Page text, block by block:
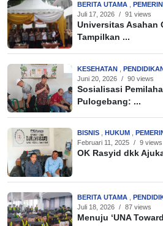
BERITA UTAMA
Juli 17, 2026 / 91 views
Universitas Asahan
Tampilkan ...
KESEHATAN
Juni 20, 2026 / 90 views
Sosialisasi
Pulogebang: ...
BISNIS HUKUM
Februari 11, 2025 / 9 views
OK Rasyid dkk
BERITA UTAMA
Juli 18, 2026 / 87 views
Menuju ‘UNA